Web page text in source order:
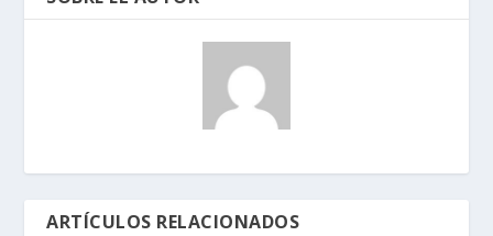
ARTÍCULOS RELACIONADOS